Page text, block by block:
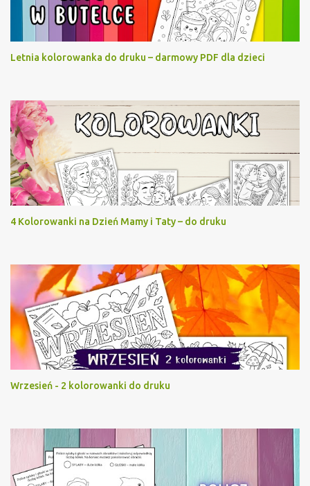
Letnia kolorowanka do druku – darmowy PDF dla dzieci
4 Kolorowanki na Dzień Mamy i Taty – do druku
Wrzesień - 2 kolorowanki do druku